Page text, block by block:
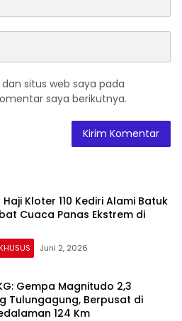
situs web saya pada
saya berikutnya.
Kloter 110 Kediri Alami Batuk
Cuaca Panas Ekstrem di
Juni 2, 2026
Gempa Magnitudo 2,3
Tulungagung, Berpusat di
124 Km